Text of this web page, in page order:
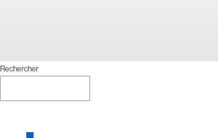
Rechercher